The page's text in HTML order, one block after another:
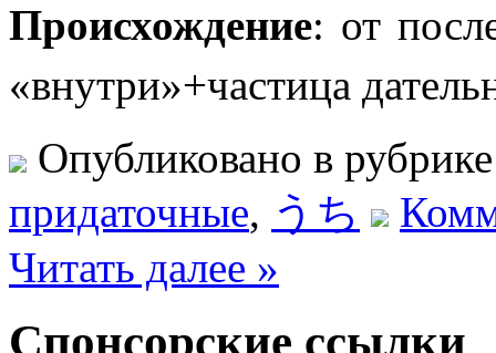
Происхождение: от
«внутри»+частица
Опубликовано в
придаточные, うち
Читать далее »
Спонсорские ссылки